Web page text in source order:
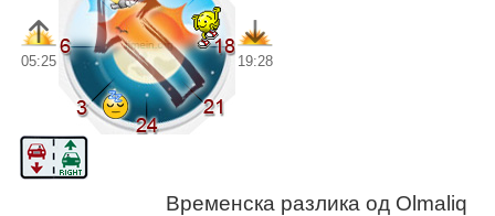
05:25 19:28
Временска разлика од Olmaliq